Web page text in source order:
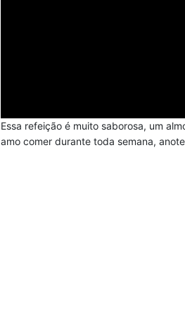
Essa refeição é muito saborosa, um
amo comer durante toda semana,